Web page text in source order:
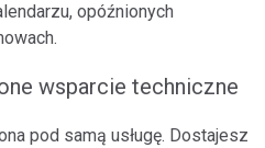
opóźnionych
wsparcie techniczne
pod samą usługę. Dostajesz